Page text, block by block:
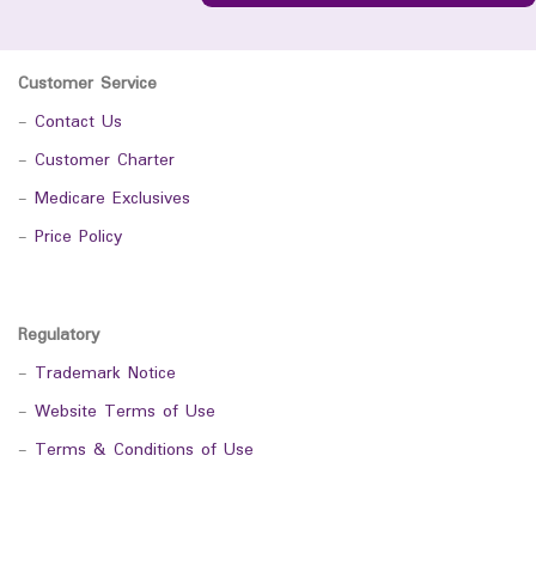
Customer Service
- Contact Us
- Customer Charter
- Medicare Exclusives
- Price Policy
Regulatory
- Trademark Notice
- Website Terms of Use
- Terms & Conditions of Use